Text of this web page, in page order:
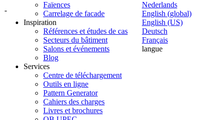
-
Nederlands
English (global)
English (US)
Deutsch
Français
langue
Faïences
Carrelage de facade
Inspiration
Références et études de cas
Secteurs du bâtiment
Salons et événements
Blog
Services
Centre de téléchargement
Outils en ligne
Pattern Generator
Cahiers des charges
Livres et brochures